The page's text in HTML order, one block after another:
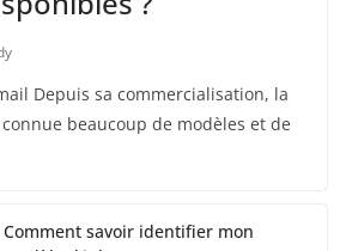
Depuis sa commercialisation, la
beaucoup de modèles et de
Comment savoir identifier mon